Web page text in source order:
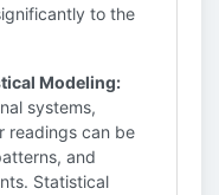
to the
Modeling:
systems,
readings can be
and
Statistical